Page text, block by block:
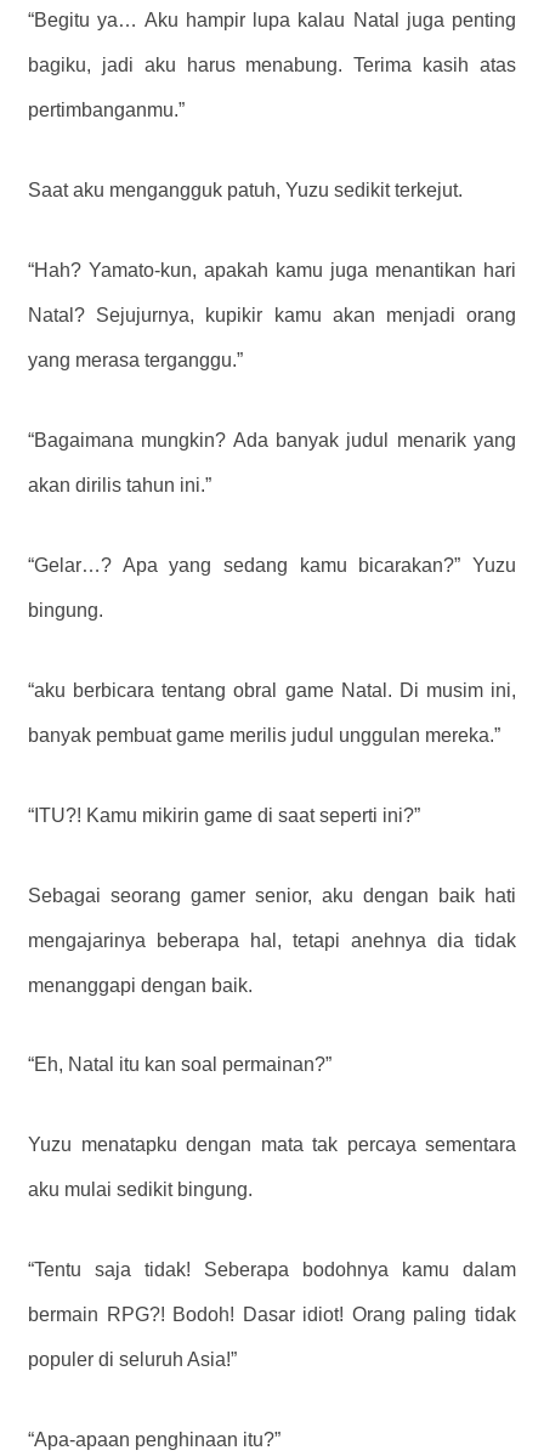
“Begitu ya… Aku hampir lupa kalau Natal juga penting
bagiku, jadi aku harus menabung. Terima kasih atas
pertimbanganmu.”
Saat aku mengangguk patuh, Yuzu sedikit terkejut.
“Hah? Yamato-kun, apakah kamu juga menantikan hari
Natal? Sejujurnya, kupikir kamu akan menjadi orang
yang merasa terganggu.”
“Bagaimana mungkin? Ada banyak judul menarik yang
akan dirilis tahun ini.”
“Gelar…? Apa yang sedang kamu bicarakan?” Yuzu
bingung.
“aku berbicara tentang obral game Natal. Di musim ini,
banyak pembuat game merilis judul unggulan mereka.”
“ITU?! Kamu mikirin game di saat seperti ini?”
Sebagai seorang gamer senior, aku dengan baik hati
mengajarinya beberapa hal, tetapi anehnya dia tidak
menanggapi dengan baik.
“Eh, Natal itu kan soal permainan?”
Yuzu menatapku dengan mata tak percaya sementara
aku mulai sedikit bingung.
“Tentu saja tidak! Seberapa bodohnya kamu dalam
bermain RPG?! Bodoh! Dasar idiot! Orang paling tidak
populer di seluruh Asia!”
“Apa-apaan penghinaan itu?”